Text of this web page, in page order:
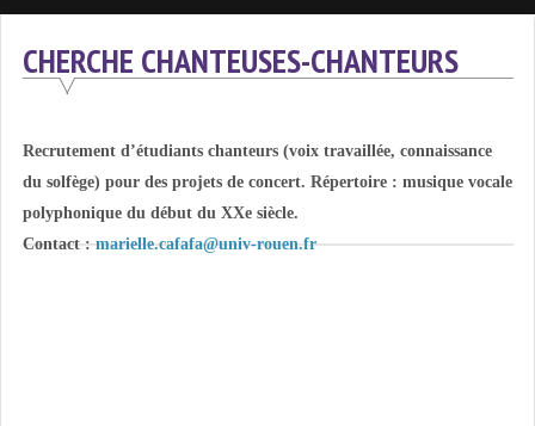
CHERCHE CHANTEUSES-CHANTEURS
Recrutement d’étudiants chanteurs (voix travaillée, connaissance
du solfège) pour des projets de concert. Répertoire : musique vocale
polyphonique du début du XXe siècle.
Contact :marielle.cafafa@univ-rouen.fr